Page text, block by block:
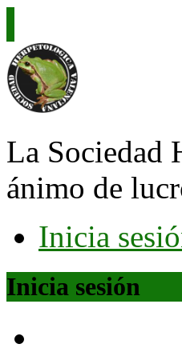
La Sociedad
ánimo de
Inicia
Inicia sesión